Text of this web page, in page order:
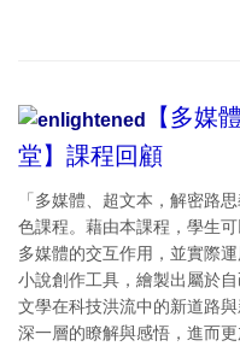
【多媒
堂】課程回顧
「多媒體、超文本，解密路
色課程。藉由本課程，學生
多媒體的交互作用，並實際
小說創作工具，繪製出屬於
文學在科技洪流中的新道路
深一層的瞭解與感悟，進而